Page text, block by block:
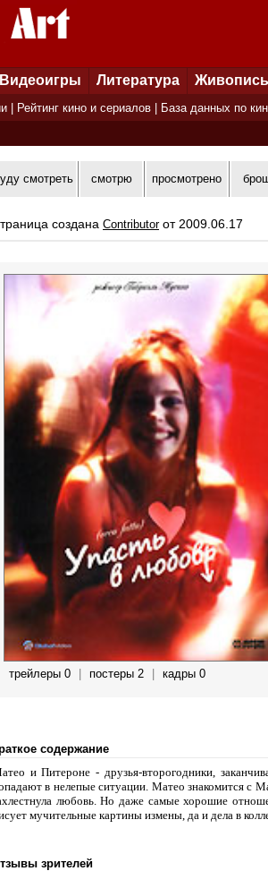
Видеоигры Литература Живопись
Рейтинг кино и сериалов База данных по
смотреть смотрю просмотрено
создана Contributorот 2009.06.17
трейлеры 0 постеры 2 кадры 0
содержание
и Питероне - друзья-второгодники,
в нелепые ситуации. Матео знакомится с
любовь. Но даже самые хорошие
мучительные картины измены, да и дела в
зрителей